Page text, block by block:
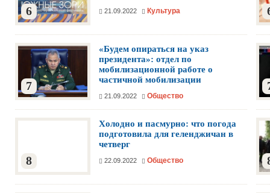
6 21.09.2022 Культура
7
«Будем опираться на указ
президента»: отдел по
мобилизационной работе о
частичной мобилизации
21.09.2022 Общество
8
Холодно и пасмурно: что погода
подготовила для геленджичан в
четверг
22.09.2022 Общество